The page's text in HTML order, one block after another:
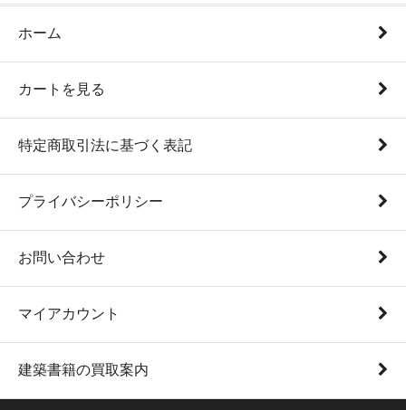
ホーム
カートを見る
特定商取引法に基づく表記
プライバシーポリシー
お問い合わせ
マイアカウント
建築書籍の買取案内